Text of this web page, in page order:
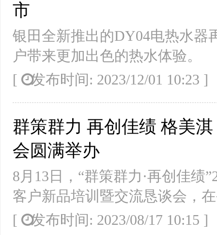
市
银田全新推出的DY04电热水器
户带来更加出色的热水体验。
[
发布时间: 2023/12/01
群策群力 再创佳绩 格美
会圆满举办
8月13日，“群策群力·再创佳绩
客户新品培训暨交流恳谈会，
[
发布时间: 2023/08/17